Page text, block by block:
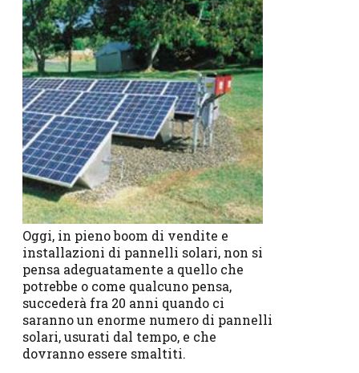
Oggi, in pieno boom di vendite e
installazioni di pannelli solari, non si
pensa adeguatamente a quello che
potrebbe o come qualcuno pensa,
succederà fra 20 anni quando ci
saranno un enorme numero di pannelli
solari, usurati dal tempo, e che
dovranno essere smaltiti.